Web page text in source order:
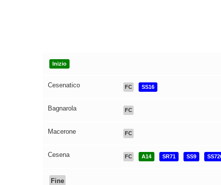
Inizio
Cesenatico FC SS16
Bagnarola FC
Macerone FC
Cesena FC A14 SR71 SS9
Fine